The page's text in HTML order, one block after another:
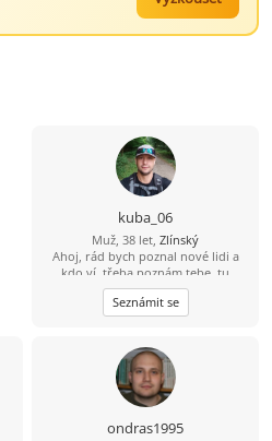
kuba_06
Muž, 38 let, Zlínský
Ahoj, rád bych poznal nové lidi a
kdo ví, třeba poznám tebe, tu
pravou...
Seznámit se
ondras1995